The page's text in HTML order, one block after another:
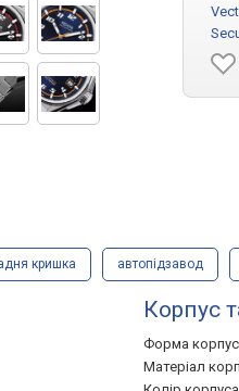
кришка автопідзавод
Корпус
Форма
Матеріал